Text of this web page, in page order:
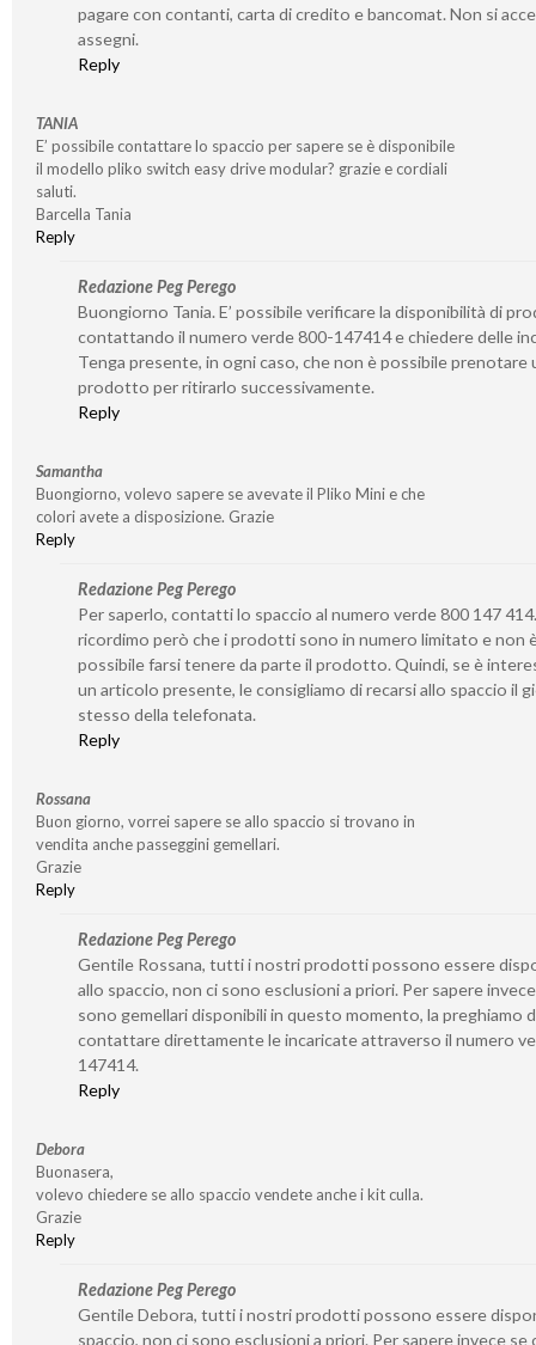
pagare con contanti, carta di credito e bancomat. Non si
assegni.
Reply
TANIA
E’ possibile contattare lo spaccio per sapere se è disponibile
il modello pliko switch easy drive modular? grazie e cordiali
saluti.
Barcella Tania
Reply
Redazione Peg Perego
Buongiorno Tania. E’ possibile verificare la disponibilità di
contattando il numero verde 800-147414 e chiedere delle
Tenga presente, in ogni caso, che non è possibile prenotare
prodotto per ritirarlo successivamente.
Reply
Samantha
Buongiorno, volevo sapere se avevate il Pliko Mini e che
colori avete a disposizione. Grazie
Reply
Redazione Peg Perego
Per saperlo, contatti lo spaccio al numero verde 800 147
ricordimo però che i prodotti sono in numero limitato e non
possibile farsi tenere da parte il prodotto. Quindi, se è
un articolo presente, le consigliamo di recarsi allo spaccio il
stesso della telefonata.
Reply
Rossana
Buon giorno, vorrei sapere se allo spaccio si trovano in
vendita anche passeggini gemellari.
Grazie
Reply
Redazione Peg Perego
Gentile Rossana, tutti i nostri prodotti possono essere
allo spaccio, non ci sono esclusioni a priori. Per sapere
sono gemellari disponibili in questo momento, la preghiamo
contattare direttamente le incaricate attraverso il numero
147414.
Reply
Debora
Buonasera,
volevo chiedere se allo spaccio vendete anche i kit culla.
Grazie
Reply
Redazione Peg Perego
Gentile Debora, tutti i nostri prodotti possono essere
spaccio, non ci sono esclusioni a priori. Per sapere invece se